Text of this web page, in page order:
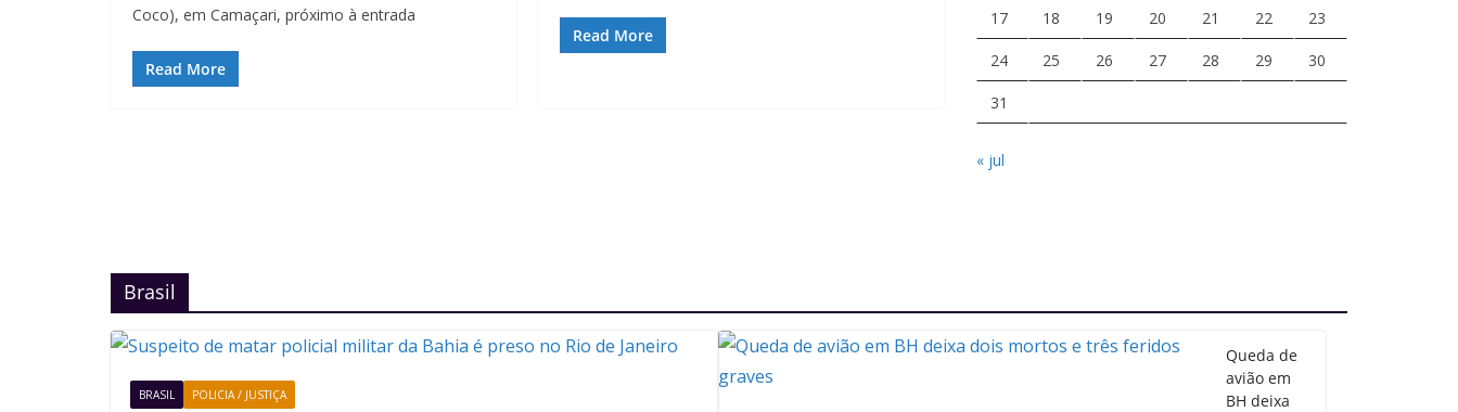
Coco), em Camaçari, próximo à entrada
Read More
Read More
17 18 19 20 21 22 23
24 25 26 27 28 29 30
31
« jul
Brasil
BRASIL POLICIA / JUSTIÇA
Queda de
avião em
BH deixa